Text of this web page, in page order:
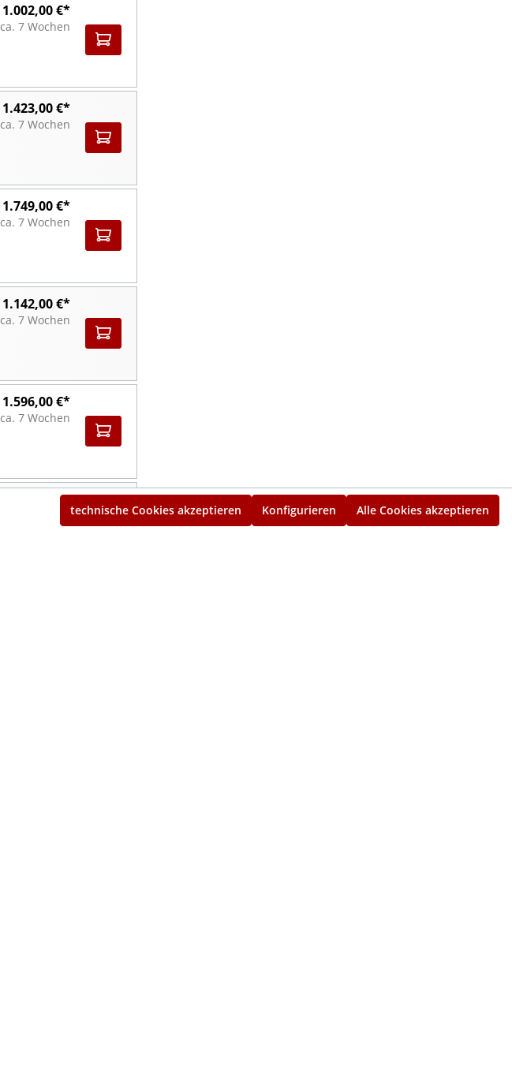
1.002,00 €*
ca. 7 Wochen
1.423,00 €*
ca. 7 Wochen
1.749,00 €*
ca. 7 Wochen
1.142,00 €*
ca. 7 Wochen
1.596,00 €*
ca. 7 Wochen
1.997,00 €*
technische Cookies akzeptieren Konfigurieren Alle Cookies akzeptieren